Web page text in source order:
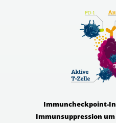
Immuncheckpoint-
Immunsuppression